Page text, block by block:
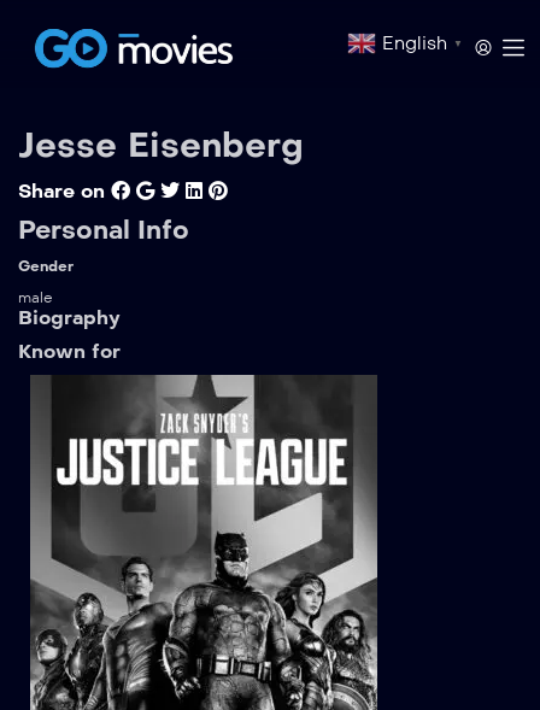
English ▼
Jesse Eisenberg
Share on
Personal Info
Gender
male
Biography
Known for